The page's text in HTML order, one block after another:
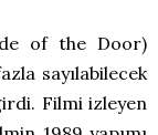
of the Door)
sayılabilecek
Filmi izleyen